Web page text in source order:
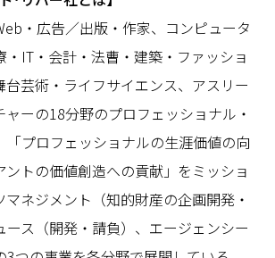
・広告／出版・作家、コンピュータ
・IT・会計・法曹・建築・ファッショ
台芸術・ライフサイエンス、アスリー
ャーの18分野のプロフェッショナル・
「プロフェッショナルの生涯価値の向
ントの価値創造への貢献」をミッショ
マネジメント（知的財産の企画開発・
ース（開発・請負）、エージェンシー